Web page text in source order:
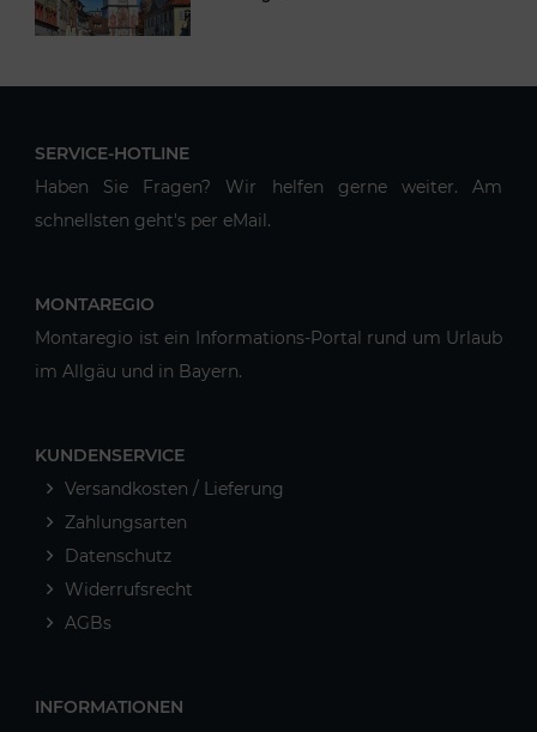
SERVICE-HOTLINE
Haben Sie Fragen? Wir helfen gerne weiter. Am
schnellsten geht's per eMail.
MONTAREGIO
Montaregio ist ein Informations-Portal rund um Urlaub
im Allgäu und in Bayern.
KUNDENSERVICE
Versandkosten / Lieferung
Zahlungsarten
Datenschutz
Widerrufsrecht
AGBs
INFORMATIONEN